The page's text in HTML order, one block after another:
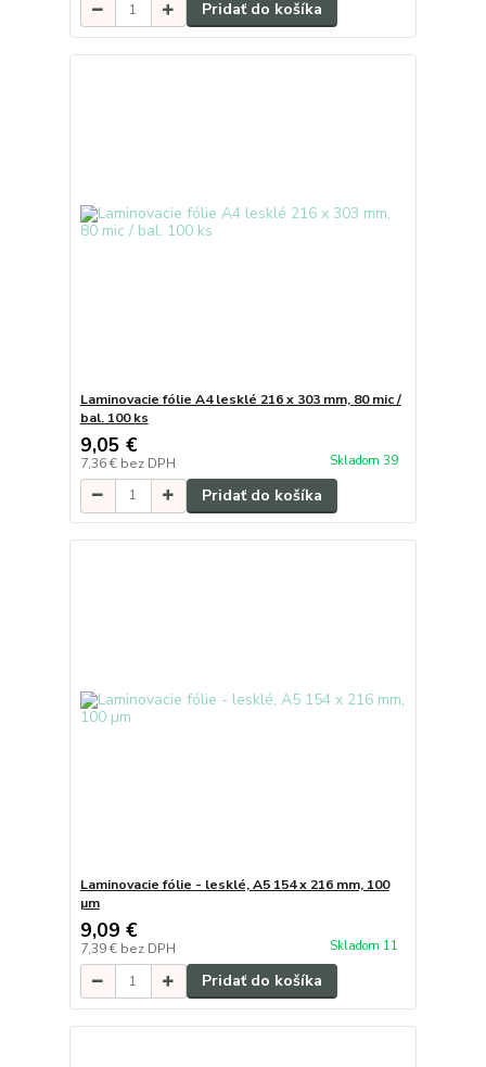
Pridať do košíka
Laminovacie fólie A4 lesklé 216 x 303 mm, 80 mic /
bal. 100 ks
9,05 €
7,36 € bez DPH Skladom 39
Pridať do košíka
Laminovacie fólie - lesklé, A5 154 x 216 mm, 100
µm
9,09 €
7,39 € bez DPH Skladom 11
Pridať do košíka